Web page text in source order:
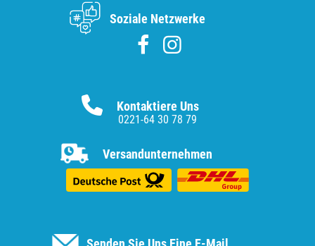
Kontaktiere Uns
0221-64 30 78 79
Versandunternehmen
Soziale Netzwerke